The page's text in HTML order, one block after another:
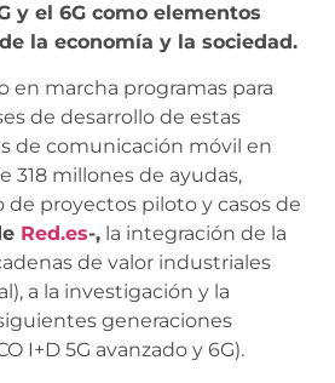
y el 6G como elementos
la economía y la sociedad.
en marcha programas para
de desarrollo de estas
de comunicación móvil en
318 millones de ayudas,
de proyectos piloto y casos de
Red.es-, la integración de la
de valor industriales
a la investigación y la
generaciones
I+D 5G avanzado y 6G).